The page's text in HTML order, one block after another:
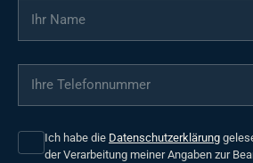
Ihr Name
Ihre Telefonnummer
Ich habe die Datenschutzerklärung
der Verarbeitung meiner Angaben zur